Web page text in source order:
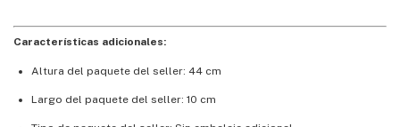
Características adicionales:
Altura del paquete del seller: 44 cm
Largo del paquete del seller: 10 cm